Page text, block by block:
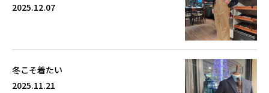
2025.12.07
冬こそ着たい
2025.11.21